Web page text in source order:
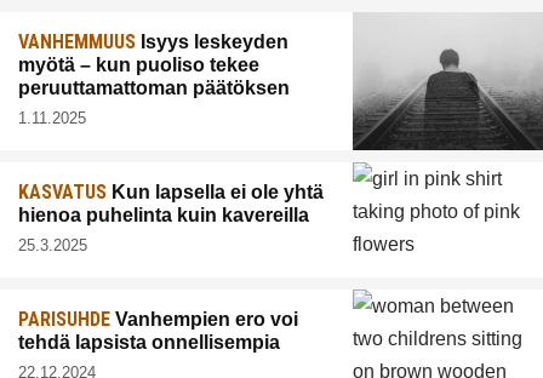
VANHEMMUUS Isyys leskeyden
myötä – kun puoliso tekee
peruuttamattoman päätöksen
1.11.2025
KASVATUS Kun lapsella ei ole yhtä
hienoa puhelinta kuin kavereilla
25.3.2025
PARISUHDE Vanhempien ero voi
tehdä lapsista onnellisempia
22.12.2024